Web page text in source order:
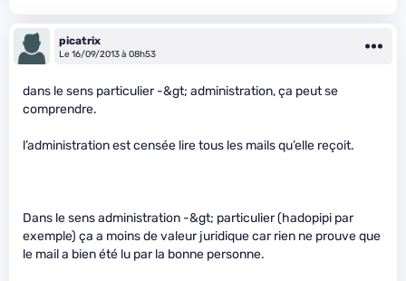
picatrix
Le 16/09/2013 à 08h53
dans le sens particulier -&gt; administration, ça peut se
comprendre.
l’administration est censée lire tous les mails qu’elle reçoit.
Dans le sens administration -&gt; particulier (hadopipi par
exemple) ça a moins de valeur juridique car rien ne prouve que
le mail a bien été lu par la bonne personne.